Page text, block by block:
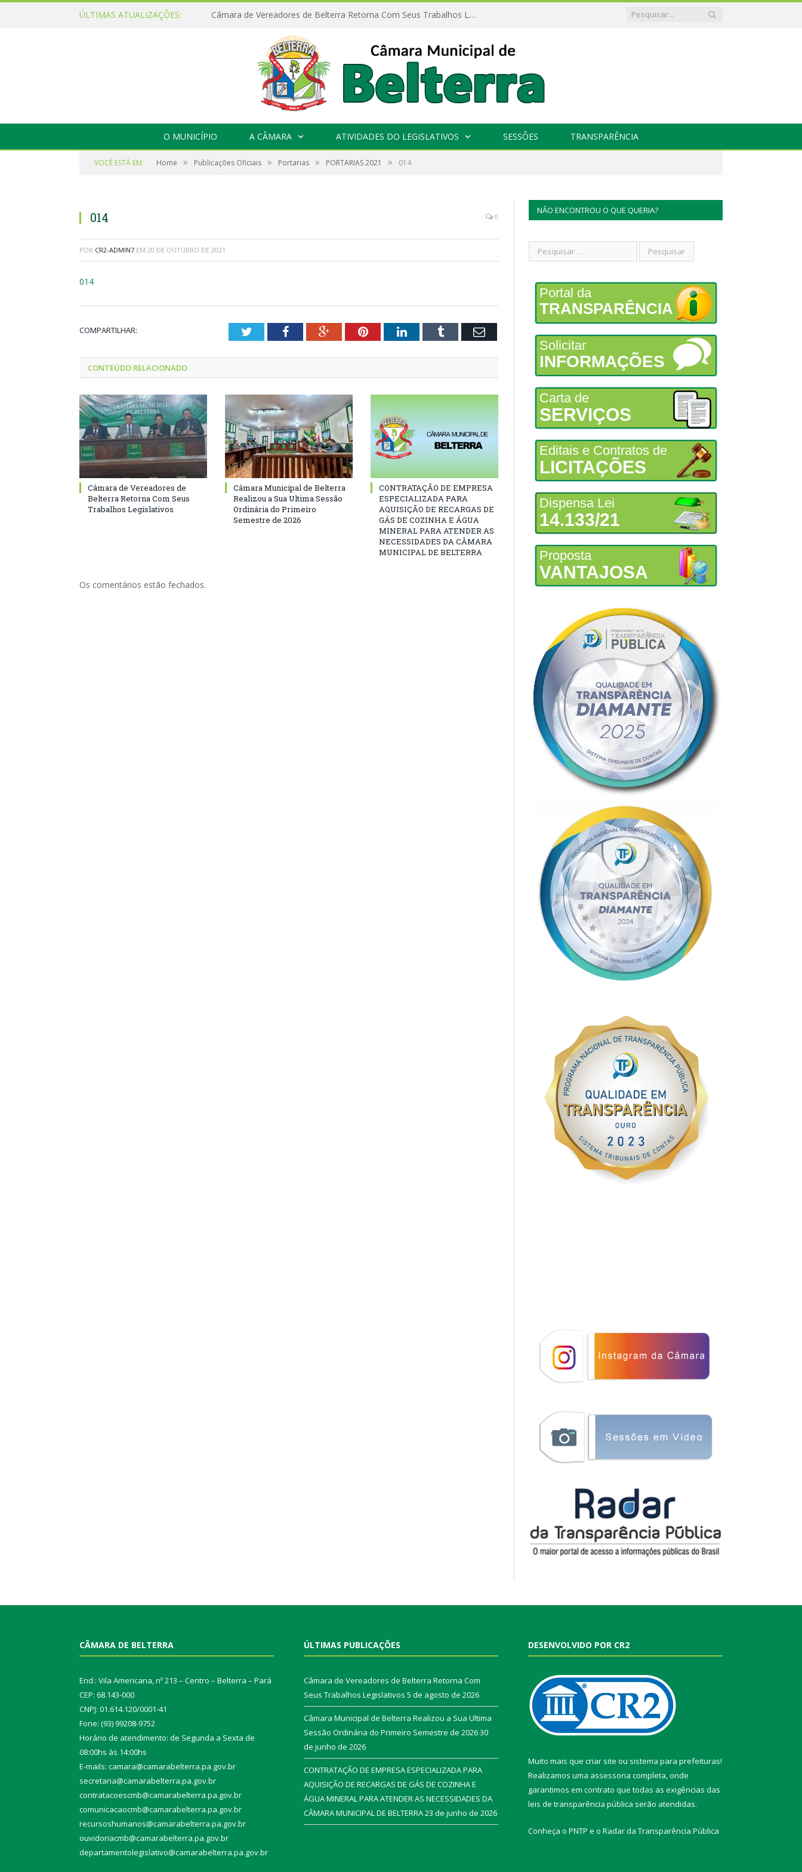
ÚLTIMAS ATUALIZAÇÕES: Câmara de Vereadores de Belterra Retorna Com Seus Trabalhos Legislativos
O MUNICÍPIO A CÂMARA ATIVIDADES DO LEGISLATIVOS SESSÕES TRANSPARÊNCIA
VOCÊ ESTÁ EM: Home » Publicações Oficiais » Portarias » PORTARIAS 2021 » 014
014 0
POR CR2-ADMIN7 EM 20 DE OUTUBRO DE 2021
014
COMPARTILHAR: TwitterFacebookGoogle+PinterestLinkedInTumblr Email
CONTEÚDO RELACIONADO
Câmara de Vereadores de
Belterra Retorna Com Seus
Trabalhos Legislativos
Câmara Municipal de Belterra
Realizou a Sua Ultima Sessão
Ordinária do Primeiro
Semestre de 2026
CONTRATAÇÃO DE EMPRESA
ESPECIALIZADA PARA
AQUISIÇÃO DE RECARGAS DE
GÁS DE COZINHA E ÁGUA
MINERAL PARA ATENDER AS
NECESSIDADES DA CÂMARA
MUNICIPAL DE BELTERRA
Os comentários estão fechados.
NÃO ENCONTROU O QUE QUERIA?
Portal da
TRANSPARÊNCIA
Solicitar
INFORMAÇÕES
Carta de
SERVIÇOS
Editais e Contratos de
LICITAÇÕES
Dispensa Lei
14.133/21
Proposta
VANTAJOSA
CÂMARA DE BELTERRA
End.: Vila Americana, nº 213 – Centro – Belterra – Pará
CEP: 68.143-000
CNPJ: 01.614.120/0001-41
Fone: (93) 99208-9752
Horário de atendimento: de Segunda a Sexta de
08:00hs às 14:00hs
E-mails: camara@camarabelterra.pa.gov.br
secretaria@camarabelterra.pa.gov.br
contratacoescmb@camarabelterra.pa.gov.br
comunicacaocmb@camarabelterra.pa.gov.br
recursoshumanos@camarabelterra.pa.gov.br
ouvidoriacmb@camarabelterra.pa.gov.br
departamentolegislativo@camarabelterra.pa.gov.br
ÚLTIMAS PUBLICAÇÕES
Câmara de Vereadores de Belterra Retorna Com
Seus Trabalhos Legislativos 5 de agosto de 2026
Câmara Municipal de Belterra Realizou a Sua Ultima
Sessão Ordinária do Primeiro Semestre de 202630
de junho de 2026
CONTRATAÇÃO DE EMPRESA ESPECIALIZADA PARA
AQUISIÇÃO DE RECARGAS DE GÁS DE COZINHA E
ÁGUA MINERAL PARA ATENDER AS NECESSIDADES DA
CÂMARA MUNICIPAL DE BELTERRA23 de junho de 2026
DESENVOLVIDO POR CR2
Muito mais que criar site ou sistema para prefeituras!
Realizamos uma assessoria completa, onde
garantimos em contrato que todas as exigências das
leis de transparência pública serão atendidas.
Conheça o PNTP e o Radar da Transparência Pública